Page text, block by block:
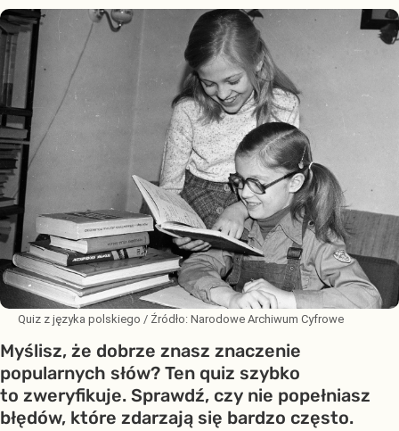
Quiz z języka polskiego / Źródło: Narodowe Archiwum Cyfrowe
Myślisz, że dobrze znasz znaczenie
popularnych słów? Ten quiz szybko
to zweryfikuje. Sprawdź, czy nie popełniasz
błędów, które zdarzają się bardzo często.